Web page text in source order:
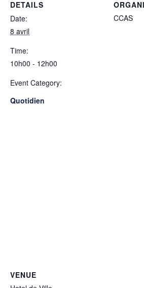
DETAILS
Date:
8 avril
Time:
10h00 - 12h00
Event Category:
Quotidien
CCAS
VENUE